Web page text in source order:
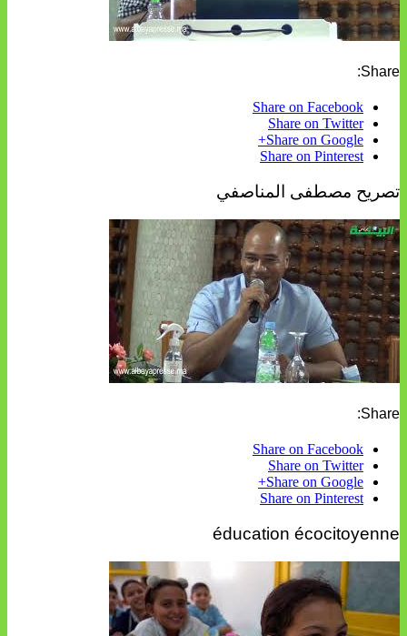
Share:
Share on Facebook
Share on Twitter
Share on Google+
Share on Pinterest
تصريح مصطفى المناصفي
Share:
Share on Facebook
Share on Twitter
Share on Google+
Share on Pinterest
éducation écocitoyenne